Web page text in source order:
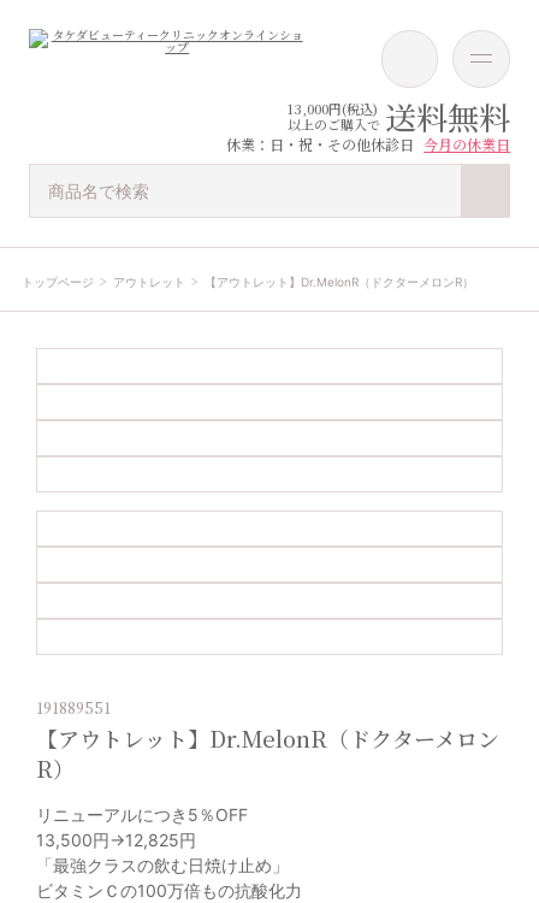
13,000円(税込)
以上のご購入で 送料無料
休業：日・祝・その他休診日 今月の休業日
トップページ アウトレット 【アウトレット】Dr.MelonR（ドクターメロンR）
191889551
【アウトレット】Dr.MelonR（ドクターメロン
R）
リニューアルにつき5％OFF
13,500円→12,825円
「最強クラスの飲む日焼け止め」
ビタミンＣの100万倍もの抗酸化力